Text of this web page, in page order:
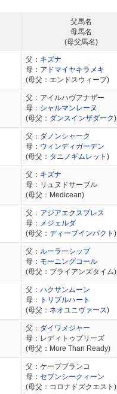
父馬名
母馬名
(母父馬名)
父： キズナ
母： アドマイヤキラメキ
(母父：エンドスウィープ)
父：アイルハヴアナザー
母： シャルマンレーヌ
(母父： ダンスインザダーク)
父： ダノンシャーク
母： ウィンディガーデン
(母父： タニノギムレット )
父： キズナ
母：リュヌドサーブル
(母父：Medicean)
父： アジアエクスプレス
母： メジェルダ
(母父： ディープインパクト )
父： ルーラーシップ
母： モーニングコール
(母父：ブライアンズタイム)
父： ハクサンムーン
母：
トリプルハート
(母父： ネオユニヴァース)
父： ダイワメジャー
母：レディトゥプリーズ
(母父：More Than Ready)
父：ケープブランコ
母： セブンシークィーン
(母父：コロナドズクエスト)